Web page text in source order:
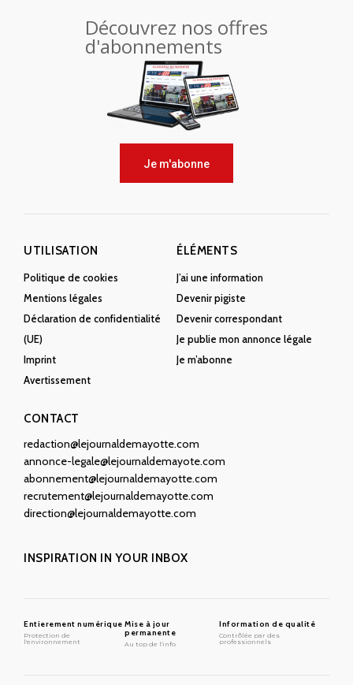
Découvrez nos offres
d'abonnements
Je m'abonne
UTILISATION
Politique de cookies
Mentions légales
Déclaration de confidentialité
(UE)
Imprint
Avertissement
ÉLÉMENTS
J’ai une information
Devenir pigiste
Devenir correspondant
Je publie mon annonce légale
Je m’abonne
CONTACT
redaction@lejournaldemayotte.com
annonce-legale@lejournaldemayote.com
abonnement@lejournaldemayotte.com
recrutement@lejournaldemayotte.com
direction@lejournaldemayotte.com
INSPIRATION IN YOUR INBOX
Entierement numérique
Protection de
l'environnement
Mise à jour
permanente
Au top de l'info
Information de qualité
Contrôlée par des
professionnels